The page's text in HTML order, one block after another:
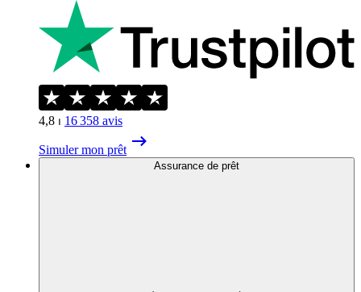
4,8 ⏐ 16 358 avis
Simuler mon prêt
Assurance de prêt